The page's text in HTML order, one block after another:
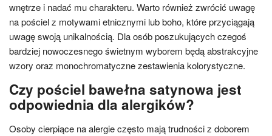
wnętrze i nadać mu charakteru. Warto również zwrócić uwagę
na pościel z motywami etnicznymi lub boho, które przyciągają
uwagę swoją unikalnością. Dla osób poszukujących czegoś
bardziej nowoczesnego świetnym wyborem będą abstrakcyjne
wzory oraz monochromatyczne zestawienia kolorystyczne.
Czy pościel bawełna satynowa jest
odpowiednia dla alergików?
Osoby cierpiące na alergie często mają trudności z doborem